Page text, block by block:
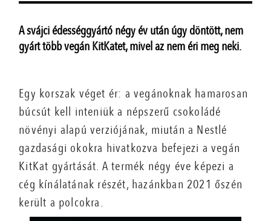
A svájci édességgyártó négy év után úgy döntött, nem
gyárt több vegán KitKatet, mivel az nem éri meg neki.
Egy korszak véget ér: a vegánoknak hamarosan
búcsút kell inteniük a népszerű csokoládé
növényi alapú verziójának, miután a Nestlé
gazdasági okokra hivatkozva befejezi a vegán
KitKat gyártását. A termék négy éve képezi a
cég kínálatának részét, hazánkban 2021 őszén
került a polcokra.